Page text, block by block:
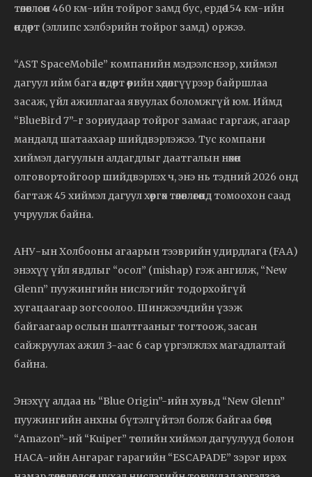
төлөвлөсөн 460 км-ийн тойрог замд бус, ердөө 154 км-ийн
өндөрт (эллипс хэлбэрийн тойрог замд) оржээ.
“AST SpaceMobile” компанийн мэдээлснээр, хиймэл
дагуул ийм бага өндөрт өөрийн хөдөлгүүрээр байршлаа
засаж, үйл ажиллагаа явуулах боломжгүй юм. Иймд
“BlueBird 7”-г зориудаар тойрог замаас гаргаж, агаар
мандалд шатаахаар шийдвэрлэжээ. Тус компани
хиймэл дагуулын алдагдлыг даатгалын нөхөн
олговортойгоор шийдвэрлэх ч, энэ нь тэдний 2026 онд
багтаж 45 хиймэл дагуул хөөргөх төлөвлөгөөнд томоохон саад
учруулж байна.
АНУ-ын Холбооны агаарын тээврийн удирдлага (FAA)
энэхүү үйл явдлыг “осол” (mishap) гэж ангилж, “New
Glenn” пуужингийн нислэгийг тодорхойгүй
хугацаагаар зогсоолоо. Шинжээчдийн үзэж
байгаагаар ослын шалтгааныг тогтоож, засан
сайжруулах ажил 3-аас 6 сар үргэлжлэх магадлалтай
байна.
Энэхүү алдаа нь “Blue Origin”-ийн хувьд “New Glenn”
пуужингийн анхны бүтэлгүйтэл болж байгаа бөгөөд
“Amazon”-ий “Kuiper” төслийн хиймэл дагуулууд болон
НАСА-ийн Ангараг гарагийн “ESCAPADE” зэрэг ирэх